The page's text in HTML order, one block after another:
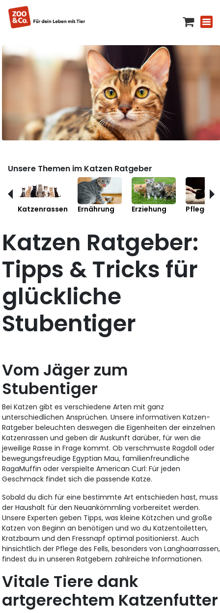
Unsere Themen im Katzen Ratgeber
Katzenrassen Ernährung Erziehung Pflege
Katzen Ratgeber:
Tipps & Tricks für
glückliche
Stubentiger
Vom Jäger zum
Stubentiger
Bei Katzen gibt es verschiedene Arten mit ganz
unterschiedlichen Ansprüchen. Unsere informativen Katzen-
Ratgeber beleuchten deswegen die Eigenheiten der einzelnen
Katzenrassen und geben dir Auskunft darüber, für wen die
jeweilige Rasse in Frage kommt. Ob verschmuste Ragdoll oder
bewegungsfreudige Egyptian Mau, familienfreundliche
RagaMuffin oder verspielte American Curl: Für jeden
Geschmack findet sich die passende Katze.
Sobald du dich für eine bestimmte Art entschieden hast, muss
der Haushalt für den Neuankömmling vorbereitet werden.
Unsere Experten geben Tipps, was kleine Kätzchen und große
Katzen von Beginn an benötigen und wo du Katzentoiletten,
Kratzbaum und den Fressnapf optimal positionierst. Auch
hinsichtlich der Pflege des Fells, besonders von Langhaarrassen,
findest du in unseren Ratgebern zahlreiche Informationen.
Vitale Tiere dank
artgerechtem Katzenfutter